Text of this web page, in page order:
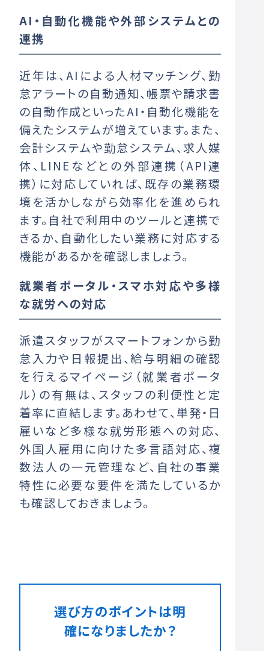
AI・自動化機能や外部システムとの
連携
近年は、AIによる人材マッチング、勤
怠アラートの自動通知、帳票や請求書
の自動作成といったAI・自動化機能を
備えたシステムが増えています。また、
会計システムや勤怠システム、求人媒
体、LINEなどとの外部連携（API連
携）に対応していれば、既存の業務環
境を活かしながら効率化を進められ
ます。自社で利用中のツールと連携で
きるか、自動化したい業務に対応する
機能があるかを確認しましょう。
就業者ポータル・スマホ対応や多様
な就労への対応
派遣スタッフがスマートフォンから勤
怠入力や日報提出、給与明細の確認
を行えるマイページ（就業者ポータ
ル）の有無は、スタッフの利便性と定
着率に直結します。あわせて、単発・日
雇いなど多様な就労形態への対応、
外国人雇用に向けた多言語対応、複
数法人の一元管理など、自社の事業
特性に必要な要件を満たしているか
も確認しておきましょう。
選び方のポイントは明
確になりましたか？